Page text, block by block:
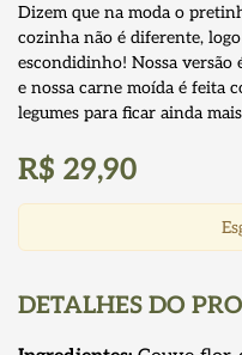
Dizem que na moda o
cozinha não é diferente,
escondidinho! Nossa
e nossa carne moída é feita
legumes para ficar ainda
R$ 29,90
DETALHES DO